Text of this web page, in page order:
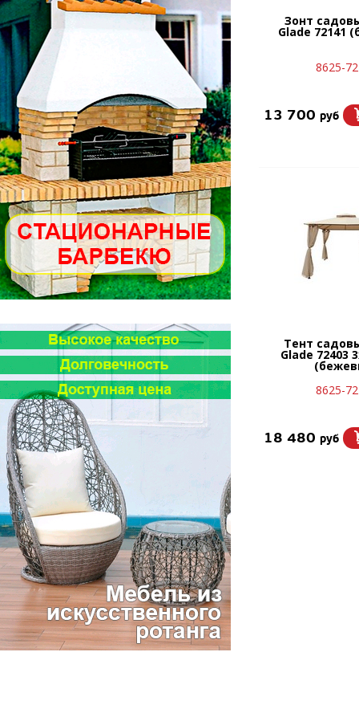
Зонт
Glade 72141
8625-
13 700 руб
Тент
Glade 72403
8625-
18 480 руб